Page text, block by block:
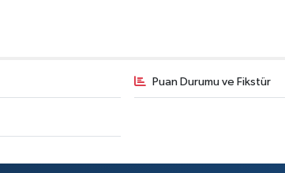
Puan Durumu ve Fikstür